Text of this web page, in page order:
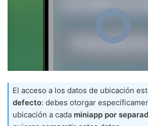
El acceso a los datos de ubicación
defecto: debes otorgar
ubicación a cada miniapp por